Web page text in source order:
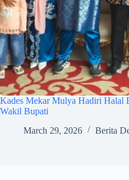
Kades Mekar Mulya Hadiri Halal
Wakil Bupati
March 29, 2026
Berita